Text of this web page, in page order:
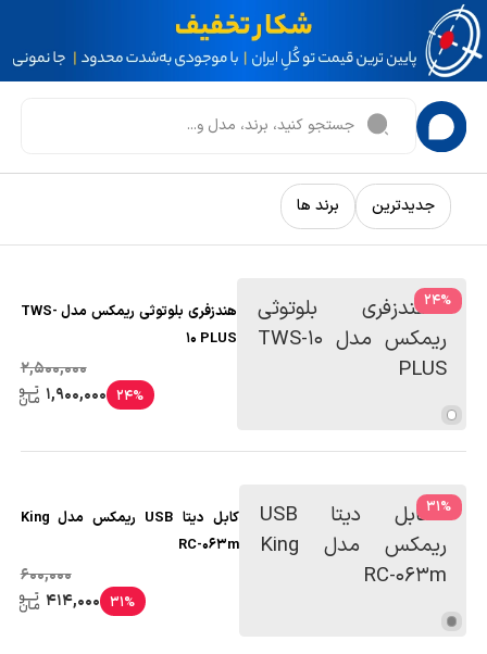
جدیدترین برند ها
%
24
هندزفری بلوتوثی ریمکس مدل TWS-
10 PLUS
2,500,000
24%
1,900,000
%
31
کابل دیتا USB ریمکس مدل King
RC-063m
600,000
31%
414,000